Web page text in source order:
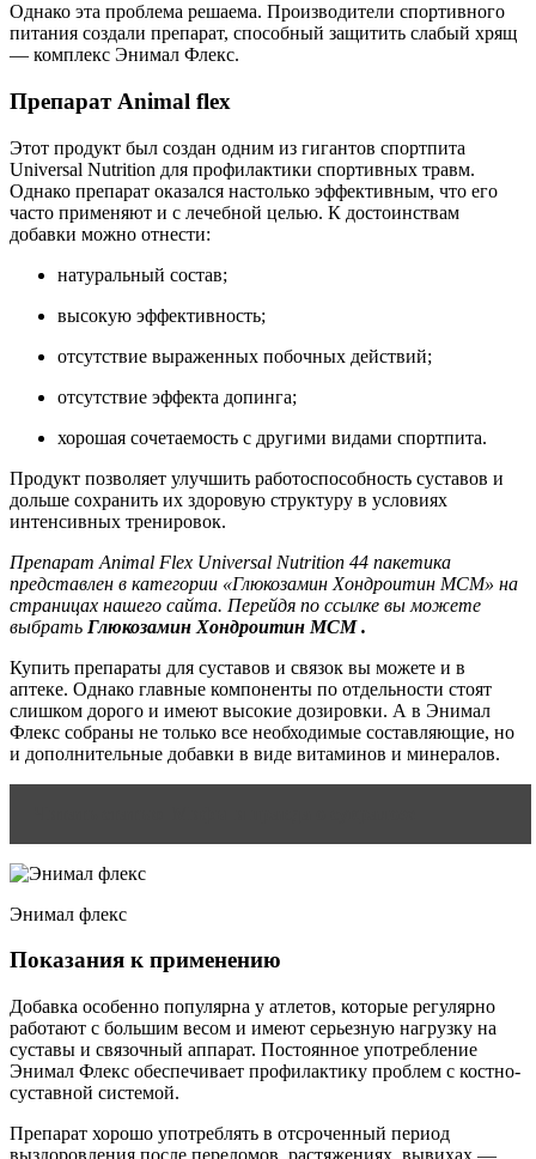
Однако эта проблема решаема. Производители спортивного
питания создали препарат, способный защитить слабый хрящ
— комплекс Энимал Флекс.
Препарат Animal flex
Этот продукт был создан одним из гигантов спортпита
Universal Nutrition для профилактики спортивных травм.
Однако препарат оказался настолько эффективным, что его
часто применяют и с лечебной целью. К достоинствам
добавки можно отнести:
натуральный состав;
высокую эффективность;
отсутствие выраженных побочных действий;
отсутствие эффекта допинга;
хорошая сочетаемость с другими видами спортпита.
Продукт позволяет улучшить работоспособность суставов и
дольше сохранить их здоровую структуру в условиях
интенсивных тренировок.
Препарат Animal Flex Universal Nutrition 44 пакетика
представлен в категории «Глюкозамин Хондроитин МСМ» на
страницах нашего сайта. Перейдя по ссылке вы можете
выбрать Глюкозамин Хондроитин МСМ .
Купить препараты для суставов и связок вы можете и в
аптеке. Однако главные компоненты по отдельности стоят
слишком дорого и имеют высокие дозировки. А в Энимал
Флекс собраны не только все необходимые составляющие, но
и дополнительные добавки в виде витаминов и минералов.
Энимал флекс
Показания к применению
Добавка особенно популярна у атлетов, которые регулярно
работают с большим весом и имеют серьезную нагрузку на
суставы и связочный аппарат. Постоянное употребление
Энимал Флекс обеспечивает профилактику проблем с костно-
суставной системой.
Препарат хорошо употреблять в отсроченный период
выздоровления после переломов, растяжениях, вывихах —